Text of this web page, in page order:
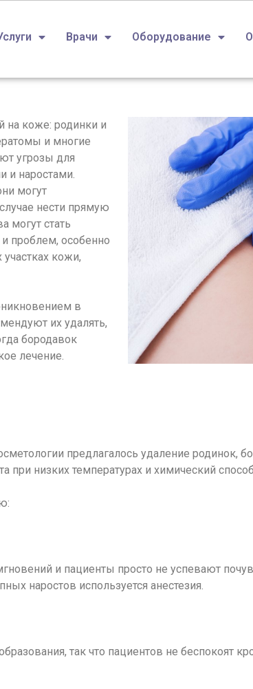
Врачи Оборудование
на коже: родинки и
и многие
угрозы для
и наростами.
могут
нести прямую
могут стать
проблем, особенно
кожи,
в
их удалять,
бородавок
лечение.
предлагалось удаление родинок,
при низких температурах и химический способ.
и пациенты просто не успевают
наростов используется анестезия.
так что пациентов не беспокоят